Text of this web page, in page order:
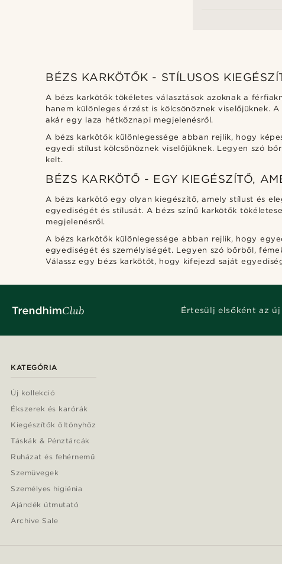
BÉZS KARKÖTŐK - STÍLUSOS
A bézs karkötők tökéletes választások azoknak a
hanem különleges érzést is kölcsönöznek viselőjüknek.
akár egy laza hétköznapi megjelenésről.
A bézs karkötők különlegessége abban rejlik, hogy
egyedi stílust kölcsönöznek viselőjüknek. Legyen szó
kelt.
BÉZS KARKÖTŐ - EGY KIEGÉSZÍTŐ,
A bézs karkötő egy olyan kiegészítő, amely stílust és
egyediségét és stílusát. A bézs színű karkötők
megjelenésről.
A bézs karkötők különlegessége abban rejlik, hogy
egyediségét és személyiségét. Legyen szó bőrből,
Válassz egy bézs karkötőt, hogy kifejezd saját
Értesülj elsőként az
KATEGÓRIA
Új kollekció
Ékszerek és karórák
Kiegészítők öltönyhöz
Táskák & Pénztárcák
Ruházat és fehérnemű
Szemüvegek
Személyes higiénia
Ajándék útmutató
Archive Sale